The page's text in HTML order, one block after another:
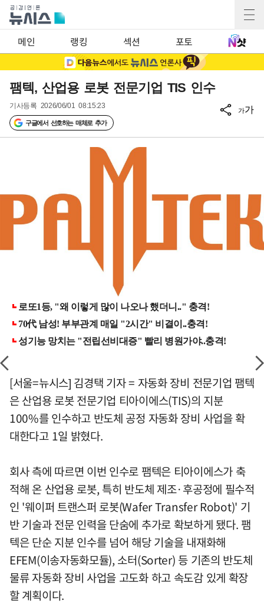
메인 랭킹 섹션 포토
팸텍, 산업용 로봇 전문기업 TIS 인수
기사등록 2026/06/01 08:15:23
구글에서 선호하는 매체로 추가
가가
[서울=뉴시스] 김경택 기자 = 자동화 장비 전문기업 팸텍
은 산업용 로봇 전문기업 티아이에스(TIS)의 지분
100%를 인수하고 반도체 공정 자동화 장비 사업을 확
대한다고 1일 밝혔다.
회사 측에 따르면 이번 인수로 팸텍은 티아이에스가 축
적해 온 산업용 로봇, 특히 반도체 제조·후공정에 필수적
인 '웨이퍼 트랜스퍼 로봇(Wafer Transfer Robot)' 기
반 기술과 전문 인력을 단숨에 추가로 확보하게 됐다. 팸
텍은 단순 지분 인수를 넘어 해당 기술을 내재화해
EFEM(이송자동화모듈), 소터(Sorter) 등 기존의 반도체
물류 자동화 장비 사업을 고도화 하고 속도감 있게 확장
할 계획이다.